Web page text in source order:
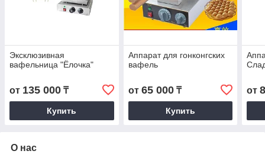
Эксклюзивная
вафельница "Ёлочка"
от 135 000 ₸
Купить
Аппарат для гонконгских
вафель
от 65 000₸
Купить
от
О нас